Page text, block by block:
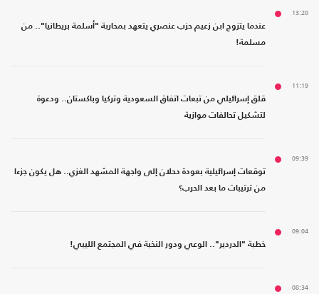
13:20
عندما يتزوج ابن زعيم حزب عنصري يتعهد بمحاربة "أسلمة بريطانيا".. من
مسلمة!
11:19
قلق إسرائيلي من تبعات اتفاق السعودية وتركيا وباكستان.. ودعوة
لتشكيل تحالفات موازية
09:39
توقعات إسرائيلية بعودة دحلان إلى واجهة المشهد الغزي.. هل يكون جزءا
من ترتيبات ما بعد الحرب؟
09:04
خطبة "الدردير".. الوعي ودور النخبة في المجتمع الليبي!
08:34